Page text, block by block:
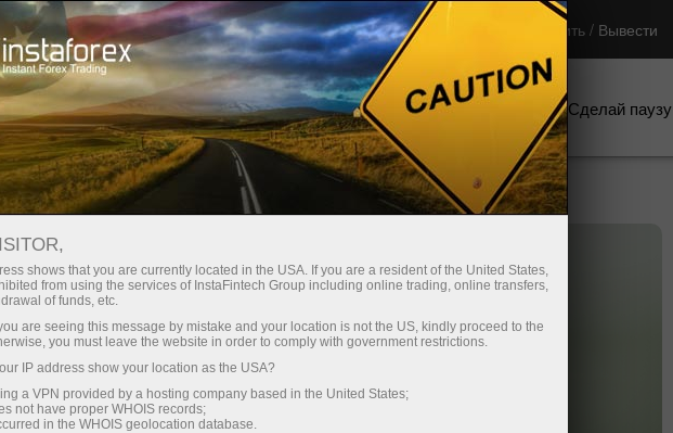
торговый счёт Торговые платформы Пополнить / Вывести
Инвесторам Партнерам Промоакции Сделай паузу
на
Вы
этапе
shows that you are currently located in the USA. If you are a resident of the United States,
from using the services of InstaFintech Group including online trading, online transfers,
of funds, etc.
are seeing this message by mistake and your location is not the US, kindly proceed to the
you must leave the website in order to comply with government restrictions.
IP address show your location as the USA?
a VPN provided by a hosting company based in the United States;
not have proper WHOIS records;
in the WHOIS geolocation database.